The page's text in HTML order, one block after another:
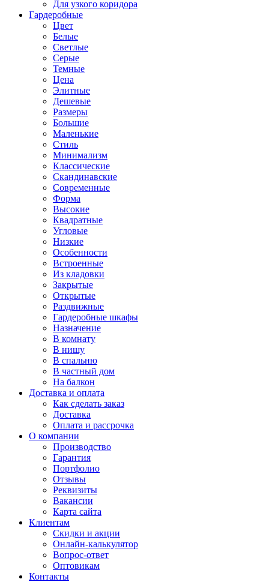
Для узкого коридора
Гардеробные
Цвет
Белые
Светлые
Серые
Темные
Цена
Элитные
Дешевые
Размеры
Большие
Маленькие
Стиль
Минимализм
Классические
Скандинавские
Современные
Форма
Высокие
Квадратные
Угловые
Низкие
Особенности
Встроенные
Из кладовки
Закрытые
Открытые
Раздвижные
Гардеробные шкафы
Назначение
В комнату
В нишу
В спальню
В частный дом
На балкон
Доставка и оплата
Как сделать заказ
Доставка
Оплата и рассрочка
О компании
Производство
Гарантия
Портфолио
Отзывы
Реквизиты
Вакансии
Карта сайта
Клиентам
Скидки и акции
Онлайн-калькулятор
Вопрос-ответ
Оптовикам
Контакты